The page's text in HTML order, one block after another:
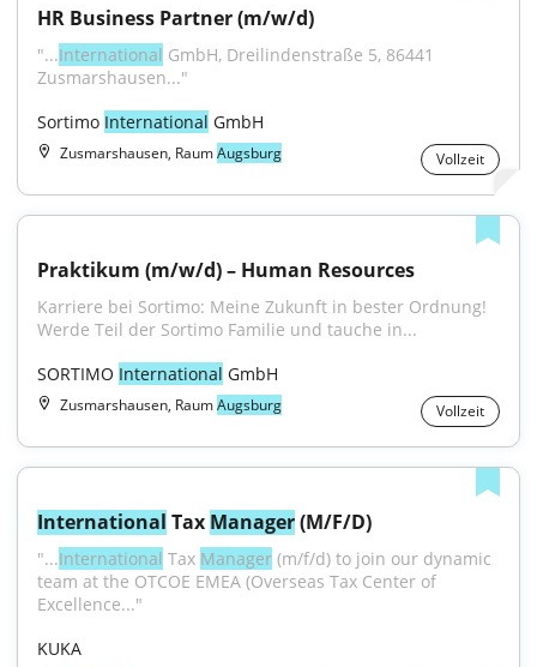
HR Business Partner (m/w/d)
"...International GmbH, Dreilindenstraße 5, 86441
Zusmarshausen..."
Sortimo International GmbH
Zusmarshausen, RaumAugsburg Vollzeit
Praktikum (m/w/d) – Human Resources
Karriere bei Sortimo: Meine Zukunft in bester Ordnung!
Werde Teil der Sortimo Familie und tauche in...
SORTIMO International GmbH
Zusmarshausen, RaumAugsburg Vollzeit
International Tax Manager (M/F/D)
"...International Tax Manager (m/f/d) to join our dynamic
team at the OTCOE EMEA (Overseas Tax Center of
Excellence..."
KUKA